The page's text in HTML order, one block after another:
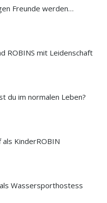
Freunde werden…
ROBINS mit Leidenschaft
du im normalen Leben?
als KinderROBIN
Wassersporthostess